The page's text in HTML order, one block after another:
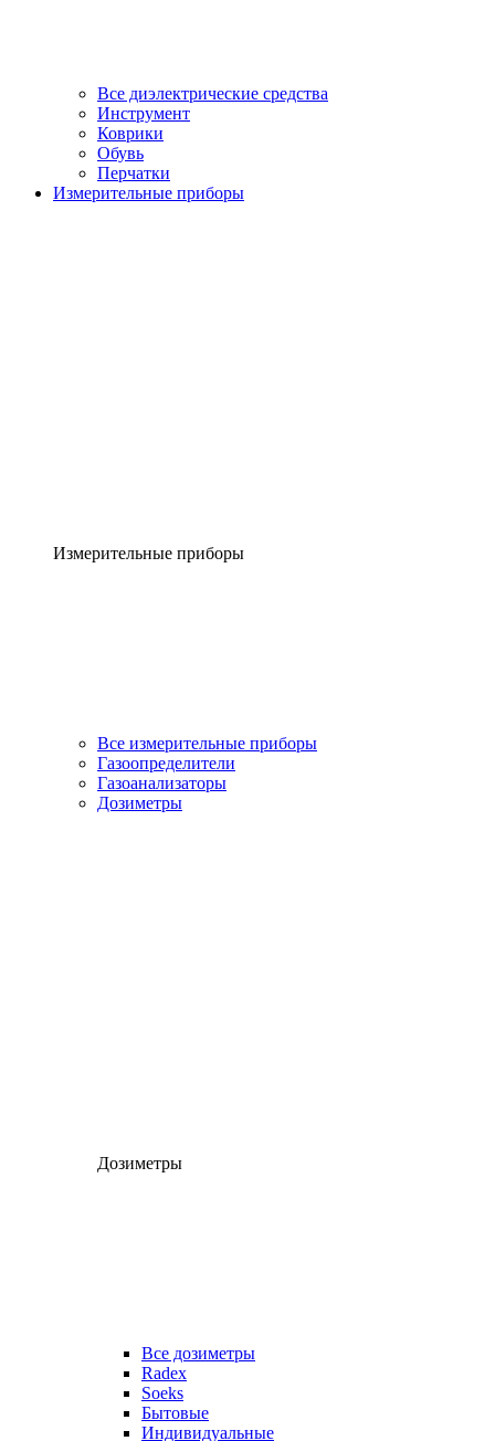
Все диэлектрические средства
Инструмент
Коврики
Обувь
Перчатки
Измерительные приборы
Измерительные приборы
Все измерительные приборы
Газоопределители
Газоанализаторы
Дозиметры
Дозиметры
Все дозиметры
Radex
Soeks
Бытовые
Индивидуальные